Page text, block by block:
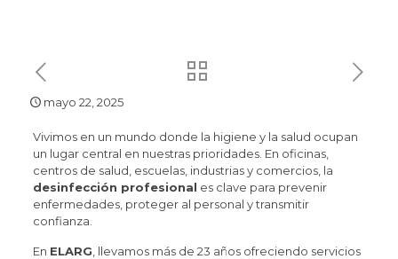
mayo 22, 2025
Vivimos en un mundo donde la higiene y la salud ocupan
un lugar central en nuestras prioridades. En oficinas,
centros de salud, escuelas, industrias y comercios, la
desinfección profesional es clave para prevenir
enfermedades, proteger al personal y transmitir
confianza.
En ELARG , llevamos más de 23 años ofreciendo servicios